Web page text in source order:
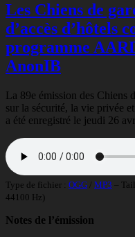
Les Chiens de
d’accès d’hôtels
programme
AnonIB
La 89e émission des Chiens
sur la sécurité, la vie privée
a été enregistré le jeudi 26
Type de fichier : OGG MP3 –
44100 Hz)
Notes de l’émission